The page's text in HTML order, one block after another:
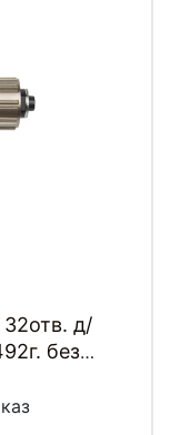
д/
без